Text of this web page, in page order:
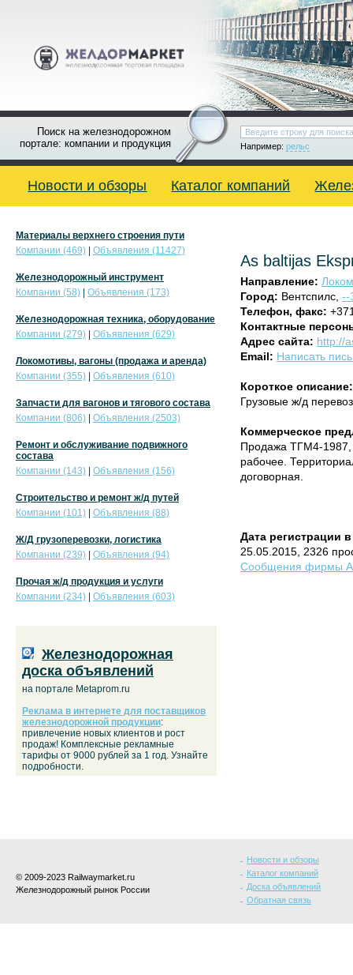
Поиск на железнодорожном
портале: компании и продукция
Например: рельс
Новости и обзоры Каталог компаний
As baltijas
Направление:
Город: Вентспилс, --
Телефон, факс:
Контактные
Адрес сайта: http://
Email: Написать
Короткое описание:
Грузовые ж/д
Коммерческое
Продажа ТГМ4-1987,
рабочее.
договорная.
Дата регистрации в
25.05.2015, 2326
Сообщения фирмы
Материалы верхнего строения пути
Компании (469)
Объявления (11427)
Железнодорожный инструмент
Компании (58)
Объявления (173)
Железнодорожная техника, оборудование
Компании (279)
Объявления (629)
Локомотивы, вагоны (продажа и аренда)
Компании (355)
Объявления (610)
Запчасти для вагонов и тягового состава
Компании (806)
Объявления (2503)
Ремонт и обслуживание подвижного
состава
Компании (143)
Объявления (156)
Строительство и ремонт ж/д путей
Компании (101)
Объявления (88)
Ж/Д грузоперевозки, логистика
Компании (239)
Объявления (94)
Прочая ж/д продукция и услуги
Компании (234)
Объявления (603)
Железнодорожная
доска объявлений
на портале Metaprom.ru
Реклама в интернете для поставщиков
железнодорожной продукции:
привлечение новых клиентов и рост
продаж! Комплексные рекламные
тарифы от 9000 рублей за 1 год. Узнайте
подробности.
© 2009-2023 Railwaymarket.ru
Железнодорожный рынок России
Новости и обзоры
Каталог компаний
Доска объявлений
Обратная связь